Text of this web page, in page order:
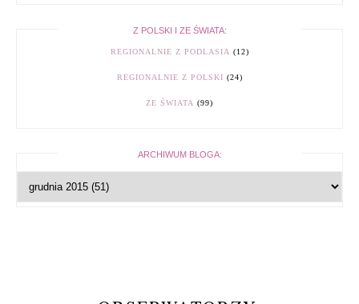
Z POLSKI I ZE ŚWIATA:
REGIONALNIE Z PODLASIA (12)
REGIONALNIE Z POLSKI (24)
ZE ŚWIATA (99)
ARCHIWUM BLOGA: